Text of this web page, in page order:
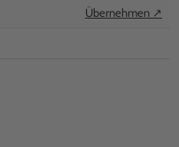
Übernehmen ↗